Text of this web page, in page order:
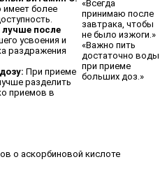
имеет более
после
усвоения и
раздражения
При приеме
разделить
приемов в
«Всегда
принимаю после
завтрака, чтобы
не было изжоги.»
«Важно пить
достаточно воды
при приеме
больших доз.»
о аскорбиновой кислоте